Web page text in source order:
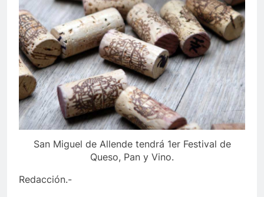
San Miguel de Allende tendrá 1er Festival de
Queso, Pan y Vino.
Redacción.-